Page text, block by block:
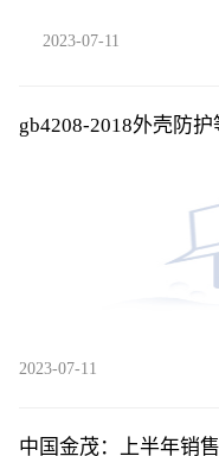
2023-07-11
gb4208-2018外壳防
2023-07-11
中国金茂：上半年销